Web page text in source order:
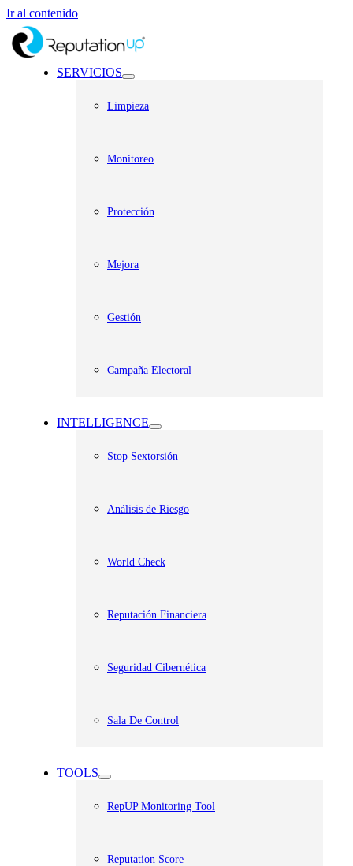
Ir al contenido
SERVICIOS
Limpieza
Monitoreo
Protección
Mejora
Gestión
Campaña Electoral
INTELLIGENCE
Stop Sextorsión
Análisis de Riesgo
World Check
Reputación Financiera
Seguridad Cibernética
Sala De Control
TOOLS
RepUP Monitoring Tool
Reputation Score